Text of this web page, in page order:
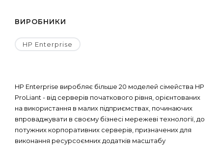
ВИРОБНИКИ
HP Enterprise
HP Enterprise виробляє більше 20 моделей сімейства HP
ProLiant - від серверів початкового рівня, орієнтованих
на використання в малих підприємствах, починаючих
впроваджувати в своєму бізнесі мережеві технології, до
потужних корпоративних серверів, призначених для
виконання ресурсоємних додатків масштабу